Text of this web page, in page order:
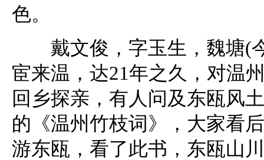
色。
戴文俊，字玉生，魏塘(今
宦来温，达21年之久，对温
回乡探亲，有人问及东瓯风
的《温州竹枝词》，大家看
游东瓯，看了此书，东瓯山